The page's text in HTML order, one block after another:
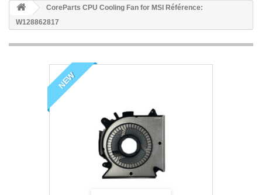
CoreParts CPU Cooling Fan for MSI Référence:
W128862817
NEW